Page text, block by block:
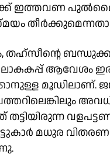
ഇത്തവണ
തഹ്സീന്റെ
ആവേശം
മൂഡിലാണ്.
മധുര